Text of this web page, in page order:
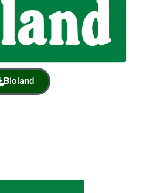
Bioland